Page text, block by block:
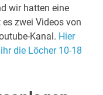
wir hatten eine
zwei Videos von
Kanal. Hier
die Löcher 10-18